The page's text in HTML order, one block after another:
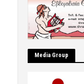
Μedia Group